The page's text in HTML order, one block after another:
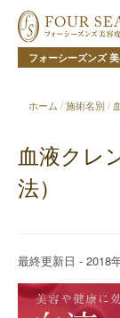
フォーシーズンズ
ホーム /施術名別/
血液クレ
法）
最終更新日 - 2018